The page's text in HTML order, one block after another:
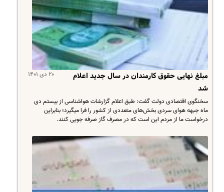
۲۰ دی ۱۴۰۱
مبلغ نهایی حقوق کارمندان در سال جدید اعلام
شد
سخنگوی اقتصادی دولت گفت: طبق اعلام گزارشات هواشناسی از بیستم دی
ماه جبهه هوای سردی بخش‌های متعددی از کشور را فرا میگیرد؛ بنابراین
درخواست ما از مردم این است که در مصرف گاز صرفه جویی کنند.